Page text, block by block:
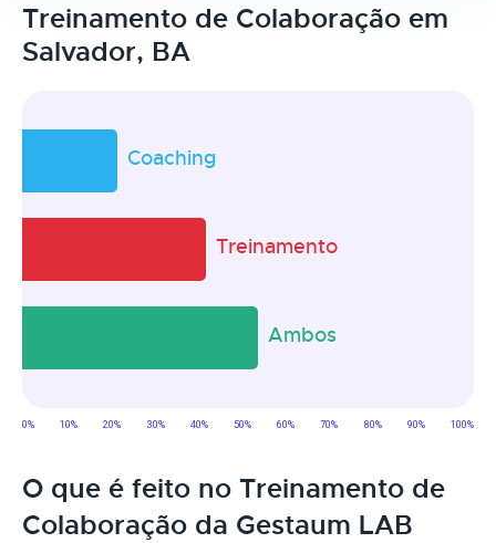
Treinamento de Colaboração em
Salvador, BA
O que é feito no Treinamento de
Colaboração da Gestaum LAB